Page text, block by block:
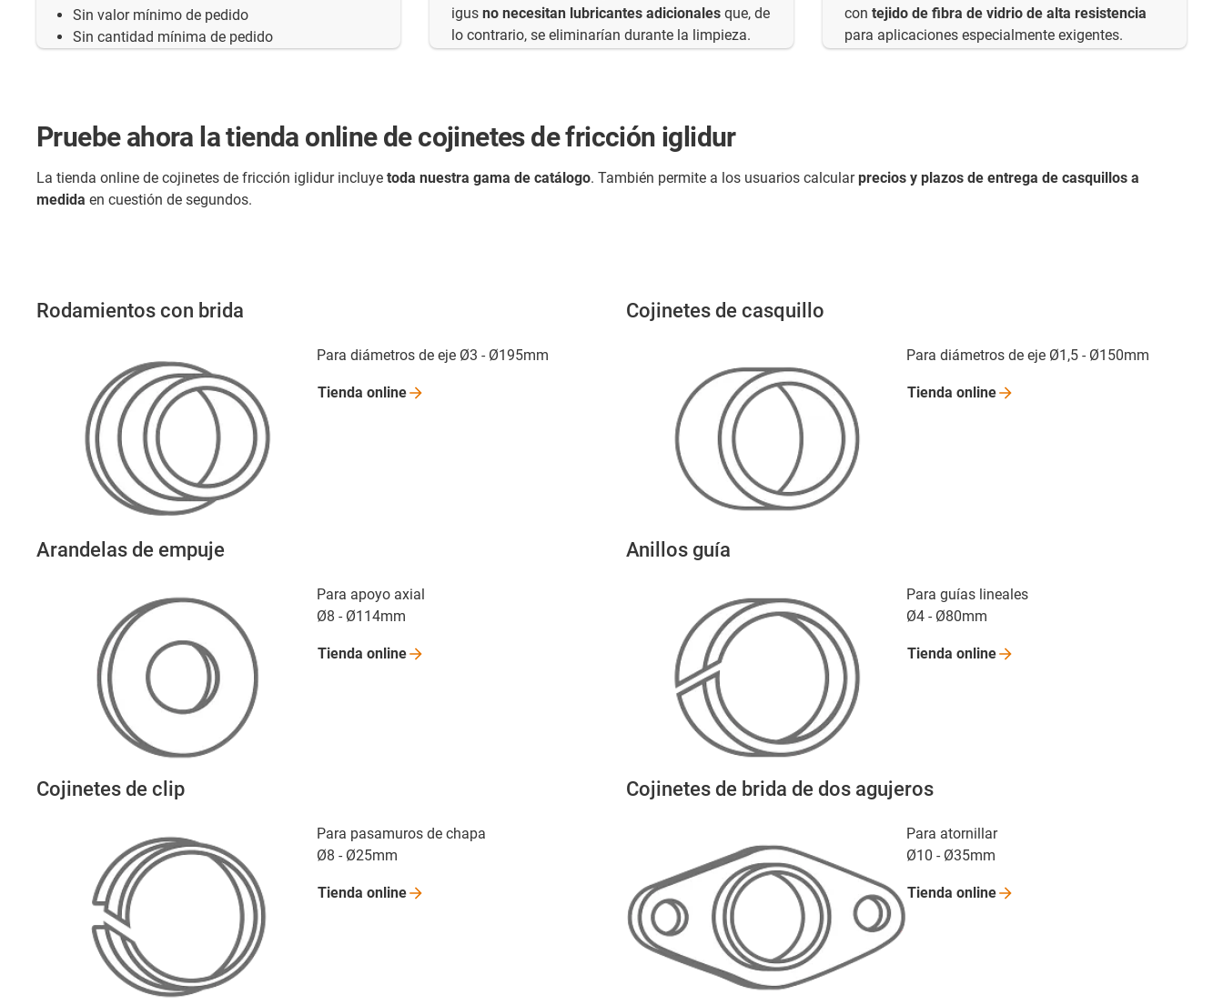
Sin valor mínimo de pedido
Sin cantidad mínima de pedido
igus no necesitan lubricantes adicionales que, de
lo contrario, se eliminarían durante la limpieza.
con tejido de fibra de vidrio de alta resistencia
para aplicaciones especialmente exigentes.
Pruebe ahora la tienda online de cojinetes de fricción iglidur
La tienda online de cojinetes de fricción iglidur incluye toda nuestra gama de catálogo. También permite a los usuarios calcularprecios y plazos de entrega de casquillos a
medida en cuestión de segundos.
Rodamientos con brida
Para diámetros de eje Ø3 - Ø195mm
Tienda online
Cojinetes de casquillo
Para diámetros de eje Ø1,5 - Ø150mm
Tienda online
Arandelas de empuje
Para apoyo axial
Ø8 - Ø114mm
Tienda online
Anillos guía
Para guías lineales
Ø4 - Ø80mm
Tienda online
Cojinetes de clip
Para pasamuros de chapa
Ø8 - Ø25mm
Tienda online
Cojinetes de brida de dos agujeros
Para atornillar
Ø10 - Ø35mm
Tienda online